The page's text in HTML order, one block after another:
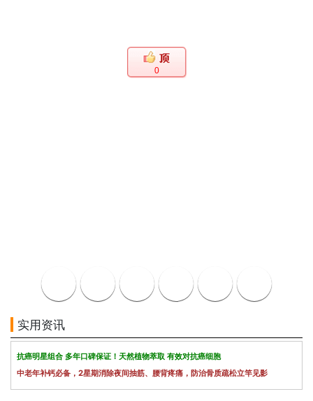
0
实用资讯
抗癌明星组合 多年口碑保证！天然植物萃取 有效对抗癌细胞
中老年补钙必备，2星期消除夜间抽筋、腰背疼痛，防治骨质疏松立竿见影